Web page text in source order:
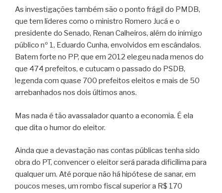
As investigações também são o ponto frágil do PMDB,
que tem líderes como o ministro Romero Jucá e o
presidente do Senado, Renan Calheiros, além do inimigo
público nº 1, Eduardo Cunha, envolvidos em escândalos.
Batem forte no PP, que em 2012 elegeu nada menos do
que 474 prefeitos, e cutucam o passado do PSDB,
legenda com quase 700 prefeitos eleitos e mais de 50
arrebanhados nos dois últimos anos.
Mas nada é tão avassalador quanto a economia. É ela
que dita o humor do eleitor.
Ainda que a devastação nas contas públicas tenha sido
obra do PT, convencer o eleitor será parada dificílima para
qualquer um. Até porque não há hipótese de sanar, em
poucos meses, um rombo fiscal superior a R$ 170